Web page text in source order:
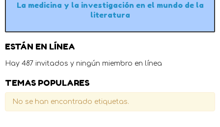
La medicina y la investigación en el mundo de la
literatura
ESTÁN EN LÍNEA
Hay 487 invitados y ningún miembro en línea
TEMAS POPULARES
No se han encontrado etiquetas.